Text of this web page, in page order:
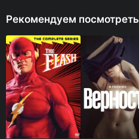
Рекомендуем посмотреть